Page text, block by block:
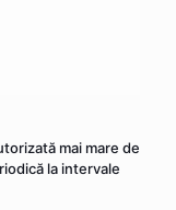
mai mare de
la intervale